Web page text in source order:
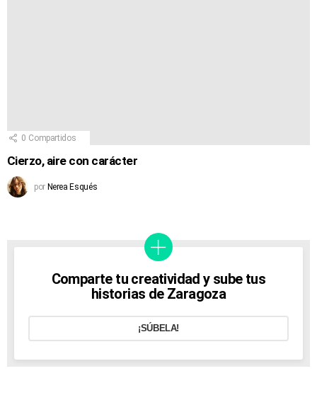
0 Compartidos
Cierzo, aire con carácter
por Nerea Esqués
Comparte tu creatividad y sube tus
historias de Zaragoza
¡SÚBELA!